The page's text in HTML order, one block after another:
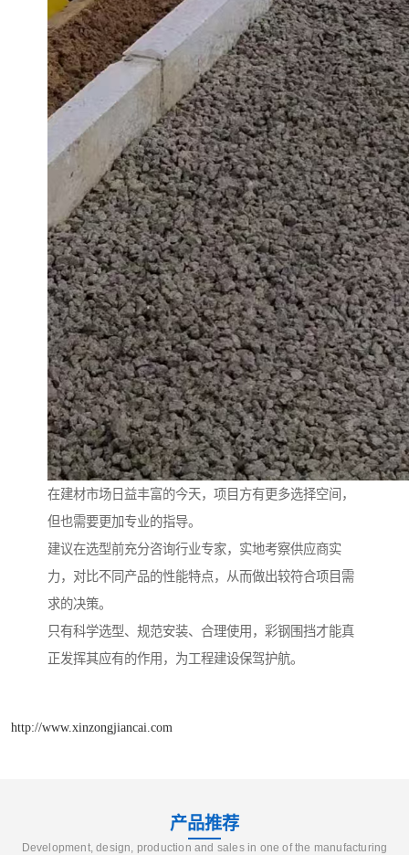
在建材市场日益丰富的今天，项目方有更多选择空间，
但也需要更加专业的指导。
建议在选型前充分咨询行业专家，实地考察供应商实
力，对比不同产品的性能特点，从而做出较符合项目需
求的决策。
只有科学选型、规范安装、合理使用，彩钢围挡才能真
正发挥其应有的作用，为工程建设保驾护航。
http://www.xinzongjiancai.com
产品推荐
Development, design, production and sales in one of the manufacturing